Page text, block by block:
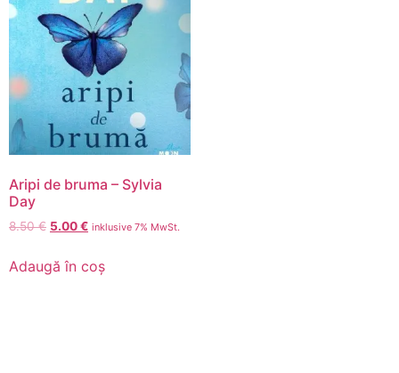
Aripi de bruma – Sylvia
Day
8.50€ 5.00€ inklusive 7% MwSt.
Adaugă în coș